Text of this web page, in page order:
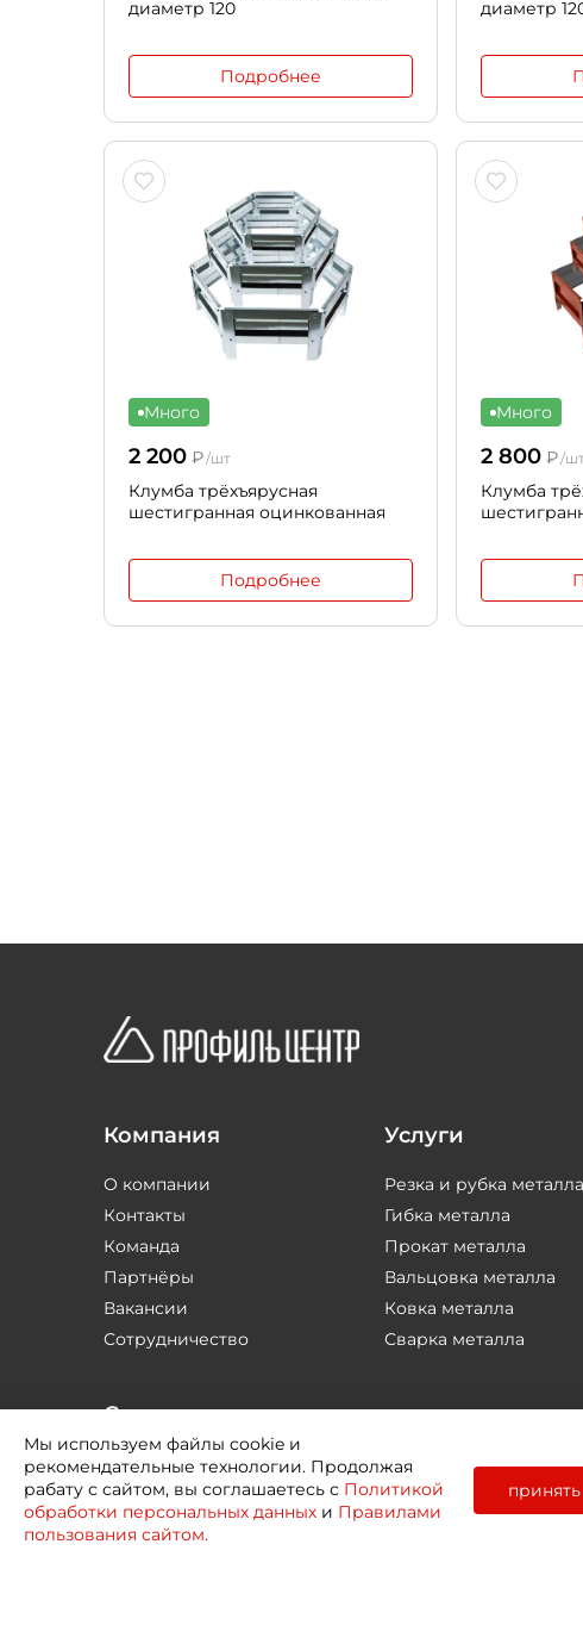
диаметр 120
Подробнее
диаметр
Много
2 200 ₽/шт
Клумба трёхъярусная
шестигранная оцинкованная
Подробнее
Много
2 800 ₽/
Клумба
Компания
О компании
Контакты
Команда
Партнёры
Вакансии
Сотрудничество
Услуги
Резка и рубка металла
Гибка металла
Прокат металла
Вальцовка металла
Ковка металла
Сварка металла
Соцсети
Мы используем файлы cookie и
рекомендательные технологии. Продолжая
рабату с сайтом, вы соглашаетесь с Политикой
обработки персональных данных и Правилами
пользования сайтом.
принять